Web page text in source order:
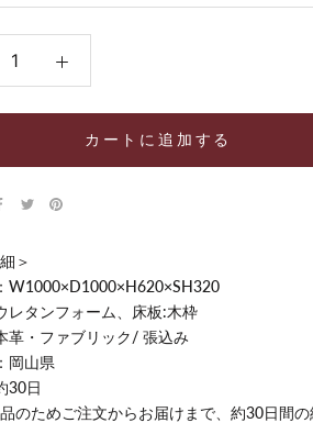
カートに追加する
＞
W1000×D1000×H620×SH320
レタンフォーム、床板:木枠
革・ファブリック/ 張込み
岡山県
30日
のためご注文からお届けまで、約30日間